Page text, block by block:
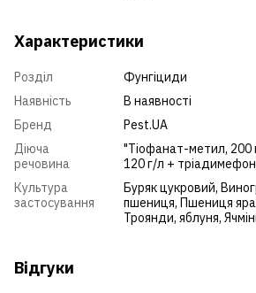
Характеристики
Розділ
Фунгіциди
Наявність
В наявності
Бренд
Pest.UA
Діюча
речовина
"Тіофанат-метил,
120 г/л +
Культура
застосування
Буряк цукровий,
пшениця, Пшениця яра
Троянди, яблуня,
Відгуки